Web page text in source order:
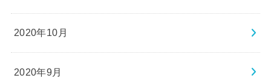
2020年10月
2020年9月